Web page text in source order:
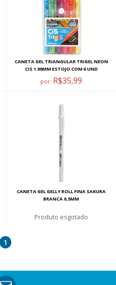
CANETA GEL TRIANGULAR TRIGEL NEON
CIS 1.00MM ESTOJO COM 6 UND
por: R$35,99
CANETA GEL GELLY ROLL FINA SAKURA
BRANCA 0,5MM
esgotado
1